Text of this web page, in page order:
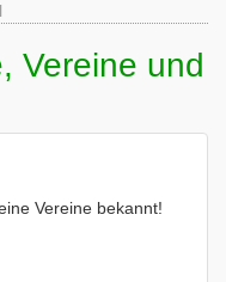
Vereine und
Vereine bekannt!